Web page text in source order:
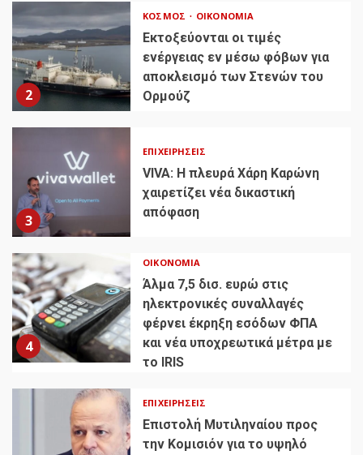
2
ΚΌΣΜΟΣ ΟΙΚΟΝΟΜΊΑ
Εκτοξεύονται οι τιμές
ενέργειας εν μέσω φόβων για
αποκλεισμό των Στενών του
Ορμούζ
3
ΕΠΙΧΕΙΡΉΣΕΙΣ
VIVA: Η πλευρά Χάρη Καρώνη
χαιρετίζει νέα δικαστική
απόφαση
4
ΟΙΚΟΝΟΜΊΑ
Άλμα 7,5 δισ. ευρώ στις
ηλεκτρονικές συναλλαγές
φέρνει έκρηξη εσόδων ΦΠΑ
και νέα υποχρεωτικά μέτρα με
το IRIS
ΕΠΙΧΕΙΡΉΣΕΙΣ
Επιστολή Μυτιληναίου προς
την Κομισιόν για το υψηλό